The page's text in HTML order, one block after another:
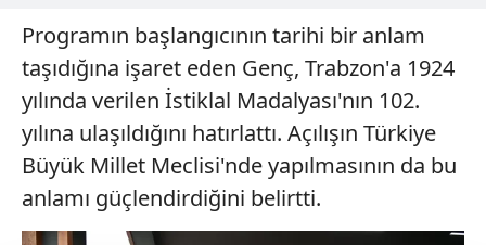
Programın başlangıcının tarihi bir anlam
taşıdığına işaret eden Genç, Trabzon'a 1924
yılında verilen İstiklal Madalyası'nın 102.
yılına ulaşıldığını hatırlattı. Açılışın Türkiye
Büyük Millet Meclisi'nde yapılmasının da bu
anlamı güçlendirdiğini belirtti.